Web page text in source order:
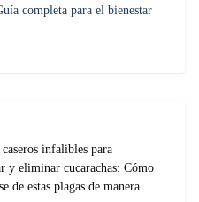
completa para el bienestar
infalibles para
y eliminar cucarachas: Cómo
de estas plagas de manera…